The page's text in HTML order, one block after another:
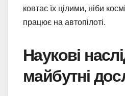
ковтає їх цілими, ніби
працює на автопілоті.
Наукові
майбутні